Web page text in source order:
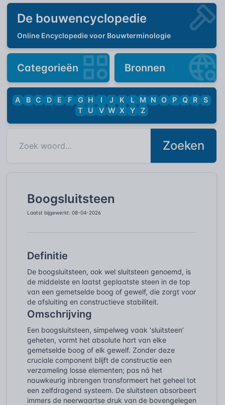
De bouwencyclopedie
Online Encyclopedie voor Bouwterminologie
Categorieën Bronnen
A B C D E F G H I J K L M N O P Q R
S
T
U V W X Y Z
Zoeken
Boogsluitsteen
Laatst bijgewerkt: 08-04-2026
Definitie
De boogsluitsteen, ook wel sluitsteen genoemd, is
de middelste en laatst geplaatste steen in de top
van een gemetselde boog of gewelf, die zorgt voor
de afsluiting en constructieve stabiliteit.
Omschrijving
Een boogsluitsteen, simpelweg vaak ‘sluitsteen’
geheten, vormt het absolute hart van elke
gemetselde boog of elk gewelf. Zonder deze
cruciale component blijft de constructie een
verzameling losse elementen; pas ná het
nauwkeurig inbrengen transformeert het geheel tot
een zelfdragend systeem. De sluitsteen absorbeert
immers de neerwaartse druk van de bovengelegen